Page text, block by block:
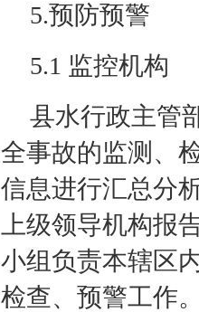
5.预防预警
5.1 监控机构
县水行政主管
全事故的监测、
信息进行汇总分
上级领导机构报
小组负责本辖区
检查、预警工作